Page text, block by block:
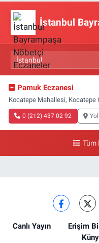
İstanbul
Pamuk Eczanesi
Kocatepe Mahallesi, Kocatepe
0 (212) 437 02 92
Tüm
Canlı Yayın Erişim